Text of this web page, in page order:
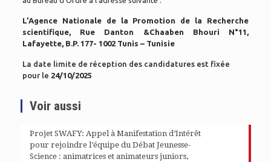
L’Agence Nationale de la Promotion de la Recherche
scientifique, Rue Danton &Chaaben Bhouri N°11,
Lafayette, B.P. 177- 1002 Tunis – Tunisie
La date limite de réception des candidatures est fixée
pour le 24/10/2025
Voir aussi
Projet SWAFY: Appel à Manifestation d’Intérêt
pour rejoindre l’équipe du Débat Jeunesse-
Science : animatrices et animateurs juniors,